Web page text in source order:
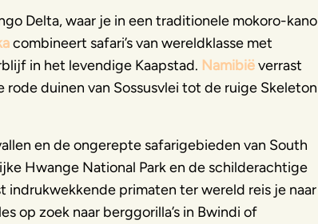
Delta, waar je in een traditionele mokoro-kano
combineert safari’s van wereldklasse met
in het levendige Kaapstad. Namibiëverrast
duinen van Sossusvlei tot de ruige Skeleton
en de ongerepte safarigebieden van South
Hwange National Park en de schilderachtige
primaten ter wereld reis je naar
op zoek naar berggorilla’s in Bwindi of